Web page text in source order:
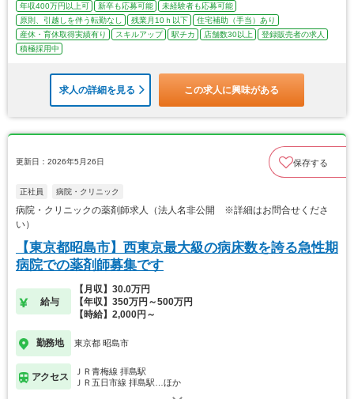
年収400万円以上可 新卒も応募可能
未経験者も応募可能
原則、引越しを伴う転勤なし
残業月10ｈ以下
住宅補助（手当）あり
産休・育休取得実績有り
スキルアップ 駅チカ 店舗数30以上
登録販売者の求人
積極採用中
求人の詳細を見る この求人に興味がある
更新日：2026年5月26日 保存する
正社員 病院・クリニック
病院・クリニックの薬剤師求人（法人名非公開 ※詳細はお問合せくださ
い）
【東京都昭島市】西東京最大級の病床数を誇る急性期
病院での薬剤師募集です
給与
【月収】30.0万円
【年収】350万円～500万円
【時給】2,000円～
勤務地 東京都 昭島市
アクセス
ＪＲ青梅線 拝島駅
ＪＲ五日市線 拝島駅…ほか